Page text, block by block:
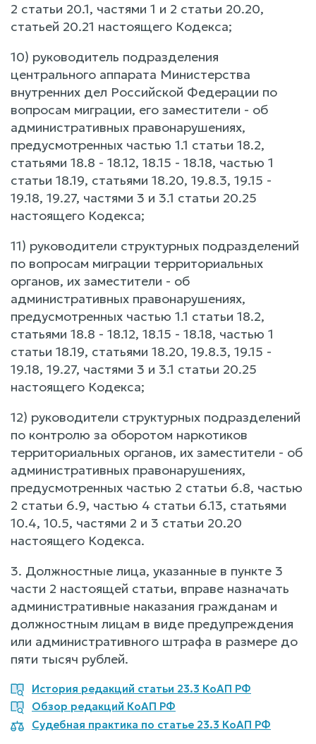
2 статьи 20.1, частями 1 и 2 статьи 20.20,
статьей 20.21 настоящего Кодекса;
10) руководитель подразделения
центрального аппарата Министерства
внутренних дел Российской Федерации по
вопросам миграции, его заместители - об
административных правонарушениях,
предусмотренных частью 1.1 статьи 18.2,
статьями 18.8 - 18.12, 18.15 - 18.18, частью 1
статьи 18.19, статьями 18.20, 19.8.3, 19.15 -
19.18, 19.27, частями 3 и 3.1 статьи 20.25
настоящего Кодекса;
11) руководители структурных подразделений
по вопросам миграции территориальных
органов, их заместители - об
административных правонарушениях,
предусмотренных частью 1.1 статьи 18.2,
статьями 18.8 - 18.12, 18.15 - 18.18, частью 1
статьи 18.19, статьями 18.20, 19.8.3, 19.15 -
19.18, 19.27, частями 3 и 3.1 статьи 20.25
настоящего Кодекса;
12) руководители структурных подразделений
по контролю за оборотом наркотиков
территориальных органов, их заместители - об
административных правонарушениях,
предусмотренных частью 2 статьи 6.8, частью
2 статьи 6.9, частью 4 статьи 6.13, статьями
10.4, 10.5, частями 2 и 3 статьи 20.20
настоящего Кодекса.
3. Должностные лица, указанные в пункте 3
части 2 настоящей статьи, вправе назначать
административные наказания гражданам и
должностным лицам в виде предупреждения
или административного штрафа в размере до
пяти тысяч рублей.
История редакций статьи 23.3 КоАП РФ
Обзор редакций КоАП РФ
Судебная практика по статье 23.3 КоАП РФ